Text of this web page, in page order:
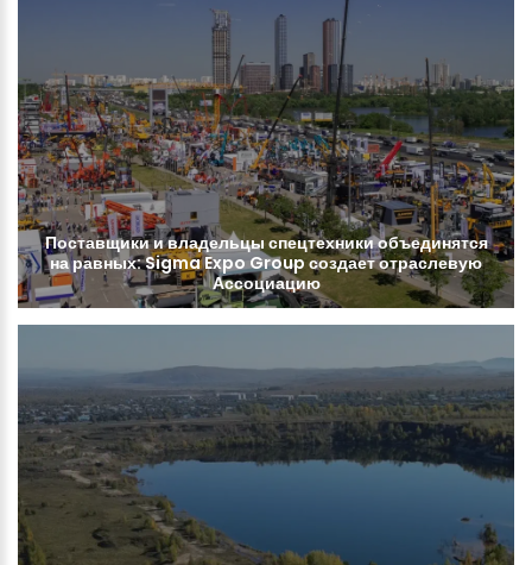
Поставщикиивладельцыспецтехникиобъединятся
наравных:SigmaExpoGroup создаетотраслевую
Ассоциацию